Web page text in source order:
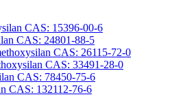
CAS: 15396-00-6
CAS: 24801-88-5
CAS: 26115-72-0
CAS: 33491-28-0
CAS: 78450-75-6
CAS: 132112-76-6